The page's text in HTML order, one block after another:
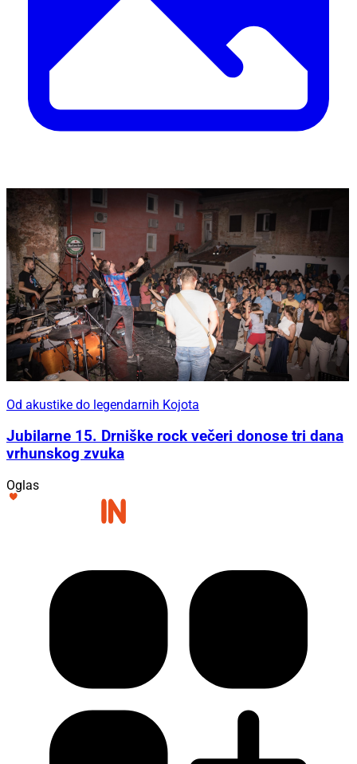
Od akustike do legendarnih Kojota
Jubilarne 15. Drniške rock večeri donose tri dana
vrhunskog zvuka
Oglas